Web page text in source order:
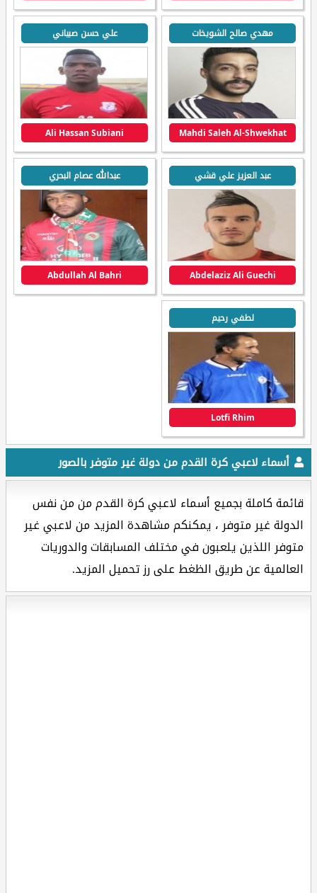
مهدي صالح الشويخات
Mahdi Saleh Al-Shwekhat
علي حسن صبياني
Ali Hassan Subiani
عبد العزيز علي قشي
Abdelaziz Ali Guechi
عبدالله عصام البحري
Abdullah Al Bahri
لطفي رحيم
Lotfi Rhim
أسماء لاعبي كرة القدم من دولة غير متوفر بالصور
قائمة كاملة بجميع أسماء لاعبي كرة القدم من من نفس
الدولة غير متوفر ، يمكنكم مشاهدة المزيد من لاعبي غير
متوفر اللذين يلعبون في مختلف المسابقات والدوريات
العالمية عن طريق الظغط على رز تحميل المزيد.